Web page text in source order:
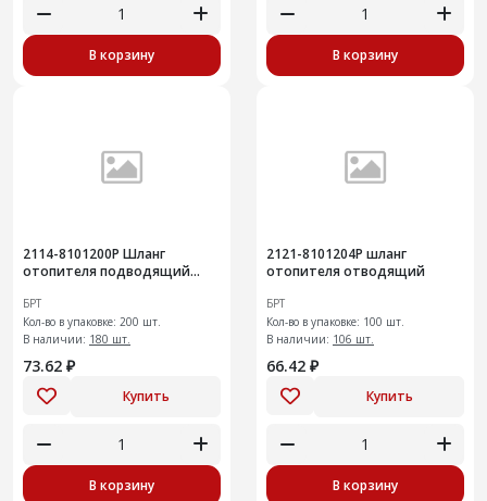
В корзину В корзину
2114-8101200Р Шланг
отопителя подводящий
БРТ
Кол-во в упаковке: 200 шт.
В наличии: 180 шт.
73.62 ₽
Купить
В корзину
2121-8101204Р шланг
отопителя отводящий
БРТ
Кол-во в упаковке: 100 шт.
В наличии: 106 шт.
66.42 ₽
Купить
В корзину